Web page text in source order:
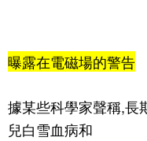
曝露在電磁場的警告
據某些科學家聲稱,長
兒白雪血病和